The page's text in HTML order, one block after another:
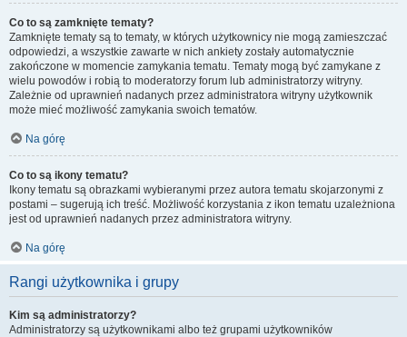
Co to są zamknięte tematy?
Zamknięte tematy są to tematy, w których użytkownicy nie mogą zamieszczać
odpowiedzi, a wszystkie zawarte w nich ankiety zostały automatycznie
zakończone w momencie zamykania tematu. Tematy mogą być zamykane z
wielu powodów i robią to moderatorzy forum lub administratorzy witryny.
Zależnie od uprawnień nadanych przez administratora witryny użytkownik
może mieć możliwość zamykania swoich tematów.
Na górę
Co to są ikony tematu?
Ikony tematu są obrazkami wybieranymi przez autora tematu skojarzonymi z
postami – sugerują ich treść. Możliwość korzystania z ikon tematu uzależniona
jest od uprawnień nadanych przez administratora witryny.
Na górę
Rangi użytkownika i grupy
Kim są administratorzy?
Administratorzy są użytkownikami albo też grupami użytkowników